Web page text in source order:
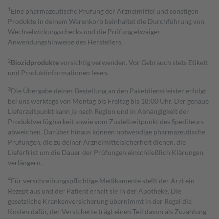
1 Eine pharmazeutische Prüfung der Arzneimittel und sonstigen
Produkte in deinem Warenkorb beinhaltet die Durchführung von
Wechselwirkungschecks und die Prüfung etwaiger
Anwendungshinweise des Herstellers.
2Biozidproduktevorsichtig verwenden. Vor Gebrauch stets Etikett
und Produktinformationen lesen.
3Die Übergabe deiner Bestellung an den Paketdienstleister erfolgt
bei uns werktags von Montag bis Freitag bis 18:00 Uhr. Der genaue
Lieferzeitpunkt kann je nach Region und in Abhängigkeit der
Produktverfügbarkeit sowie vom Zustellzeitpunkt des Spediteurs
abweichen. Darüber hinaus können notwendige pharmazeutische
Prüfungen, die zu deiner Arzneimittelsicherheit dienen, die
Lieferfrist um die Dauer der Prüfungen einschließlich Klärungen
verlängern.
4Für verschreibungspflichtige Medikamente stellt der Arzt ein
Rezept aus und der Patient erhält sie in der Apotheke. Die
gesetzliche Krankenversicherung übernimmt in der Regel die
Kosten dafür, der Versicherte trägt einen Teil davon als Zuzahlung